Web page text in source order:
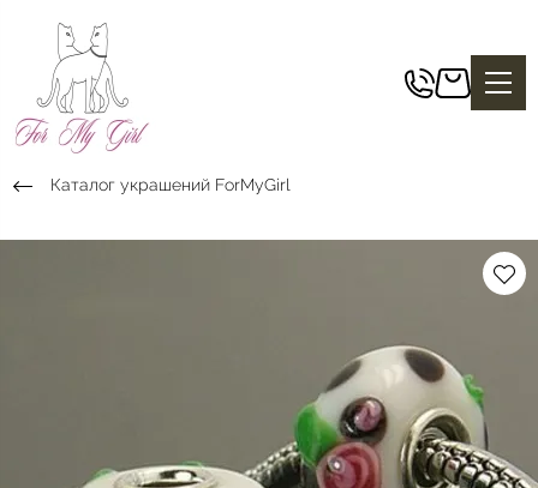
Каталог украшений ForMyGirl